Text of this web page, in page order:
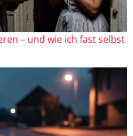
– und wie ich fast selbst